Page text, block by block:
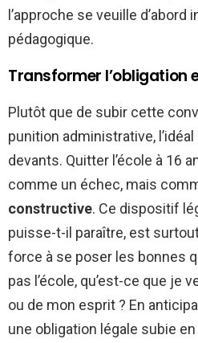
l’approche se veuille d’abord
pédagogique.
Transformer l’obligation
Plutôt que de subir cette
punition administrative,
devants. Quitter l’école à 16
comme un échec, mais
constructive. Ce dispositif
puisse-t-il paraître, est
force à se poser les bonnes
pas l’école, qu’est-ce que je
ou de mon esprit ? En
une obligation légale subie